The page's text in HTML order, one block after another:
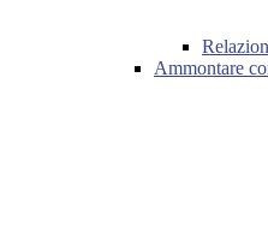
Ammontare